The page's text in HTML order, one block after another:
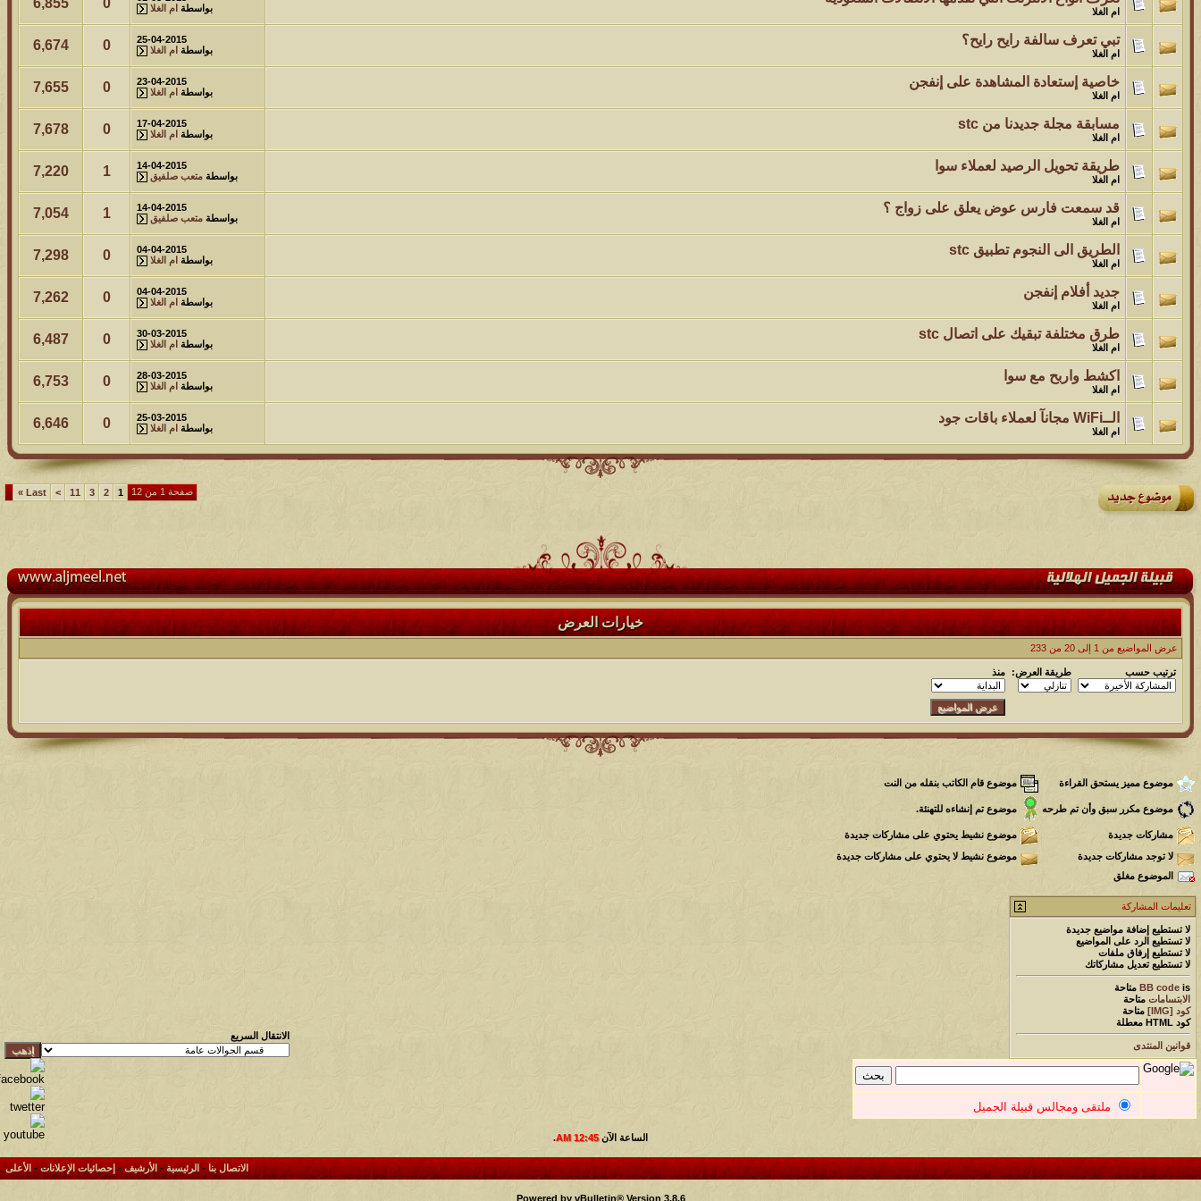
ام الغلا
بواسطة ام الغلا
تبي تعرف سالفة رايح رايح؟
ام الغلا
25-04-2015
بواسطة ام الغلا 0
6,674
خاصية إستعادة المشاهدة على إنفجن
ام الغلا
23-04-2015
بواسطة ام الغلا 0
7,655
مسابقة مجلة جديدنا من stc
ام الغلا
17-04-2015
بواسطة ام الغلا 0
7,678
طريقة تحويل الرصيد لعملاء سوا
ام الغلا
14-04-2015
بواسطة متعب صلفيق 1
7,220
قد سمعت فارس عوض يعلق على زواج ؟
ام الغلا
14-04-2015
بواسطة متعب صلفيق 1
7,054
الطريق الى النجوم تطبيق stc
ام الغلا
04-04-2015
بواسطة ام الغلا 0
7,298
جديد أفلام إنفجن
ام الغلا
04-04-2015
بواسطة ام الغلا 0
7,262
طرق مختلفة تبقيك على اتصال stc
ام الغلا
30-03-2015
بواسطة ام الغلا 0
6,487
اكشط واربح مع سوا
ام الغلا
28-03-2015
بواسطة ام الغلا 0
6,753
الــWiFi مجانآ لعملاء باقات جود
ام الغلا
25-03-2015
بواسطة ام الغلا 0
6,646
صفحة 1 من 12 1
2
3
11
>
Last
»
خيارات العرض
عرض المواضيع من 1 إلى 20 من 233
ترتيب حسب طريقة العرض: منذ
موضوع مميز يستحق القراءة موضوع قام الكاتب بنقله من النت
موضوع مكرر سبق وأن تم طرحه موضوع تم إنشاءه للتهنئة.
مشاركات جديدة
موضوع نشيط يحتوي على مشاركات جديدة
لا توجد مشاركات جديدة
موضوع نشيط لا يحتوي على مشاركات جديدة
الموضوع مغلق
تعليمات المشاركة
لا تستطيع إضافة مواضيع جديدة
لا تستطيع الرد على المواضيع
لا تستطيع إرفاق ملفات
لا تستطيع تعديل مشاركاتك
BB code is
متاحة
الابتسامات متاحة
كود [IMG]
متاحة
كود HTML
معطلة
قوانين المنتدى
الانتقال السريع
ملتقى ومجالس قبيلة الجميل
الساعة الآن12:45 AM
.
الاتصال بنا- الرئيسية-الأرشيف- إحصائيات الإعلانات- الأعلى
Powered by vBulletin® Version 3.8.6